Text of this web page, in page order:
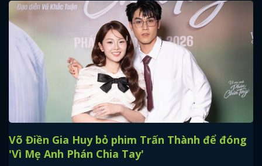
Võ Điền Gia Huy bỏ phim Trấn Thành để đóng
'Vì Mẹ Anh Phán Chia Tay'